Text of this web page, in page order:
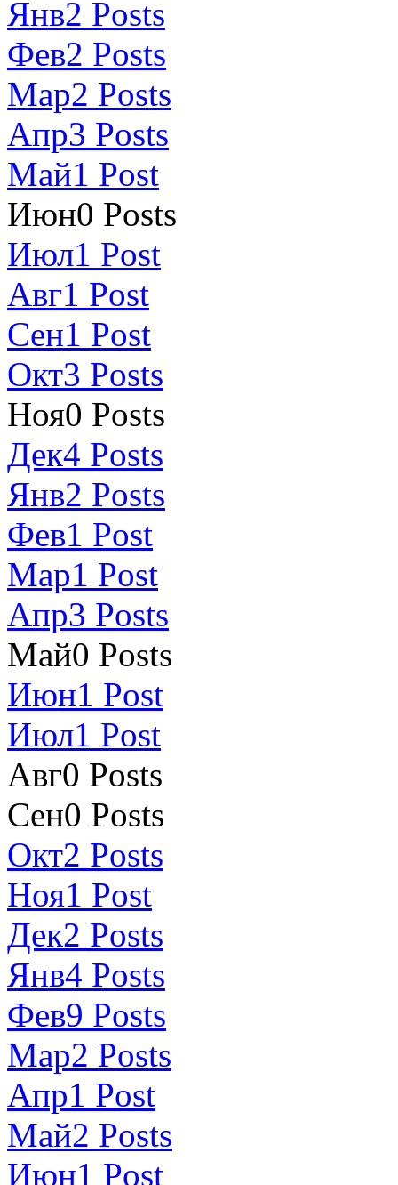
Янв2 Posts
Фев2 Posts
Мар2 Posts
Апр3 Posts
Май1 Post
Июн0 Posts
Июл1 Post
Авг1 Post
Сен1 Post
Окт3 Posts
Ноя0 Posts
Дек4 Posts
Янв2 Posts
Фев1 Post
Мар1 Post
Апр3 Posts
Май0 Posts
Июн1 Post
Июл1 Post
Авг0 Posts
Сен0 Posts
Окт2 Posts
Ноя1 Post
Дек2 Posts
Янв4 Posts
Фев9 Posts
Мар2 Posts
Апр1 Post
Май2 Posts
Июн1 Post